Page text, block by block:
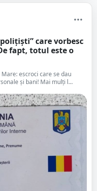
care vorbesc
fapt, totul este o
escroci care se dau
și bani! Mai mulți l...